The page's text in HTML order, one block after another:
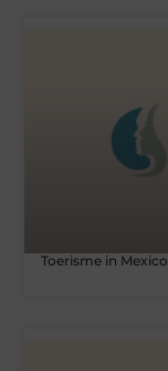
Toerisme in Mexico